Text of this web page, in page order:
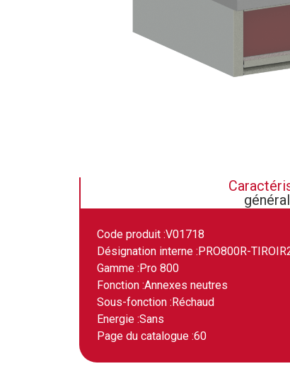
Code produit :V01718
Désignation interne : PRO800R-
Gamme : Pro 800
Fonction :Annexes neutres
Sous-fonction : Réchaud
Energie :Sans
Page du catalogue :60